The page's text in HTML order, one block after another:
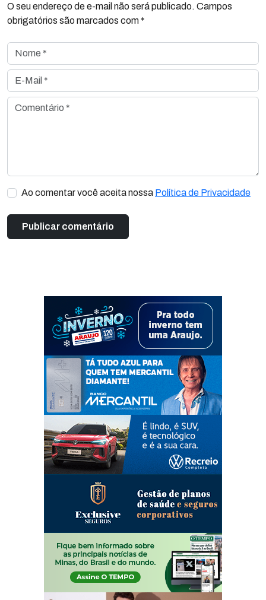
O seu endereço de e-mail não será publicado. Campos
obrigatórios são marcados com *
Nome *
E-Mail *
Comentário *
Ao comentar você aceita nossa Política de Privacidade